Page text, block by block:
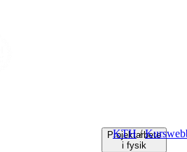
Projektarbete
i fysik
KTH /